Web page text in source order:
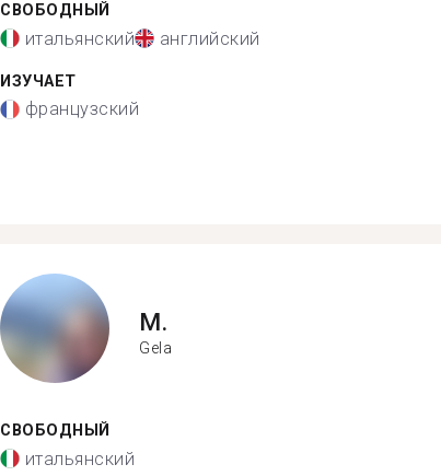
СВОБОДНЫЙ
итальянский английский
ИЗУЧАЕТ
французский
M.
Gela
СВОБОДНЫЙ
итальянский